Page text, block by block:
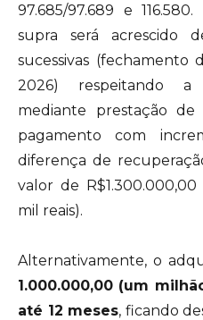
97.685/97.689 e
supra será acrescido
sucessivas (fechamento
2026) respeitando a
mediante prestação de
pagamento com
diferença de
valor de
mil reais).
Alternativamente, o
1.000.000,00 (um
até 12 meses, ficando